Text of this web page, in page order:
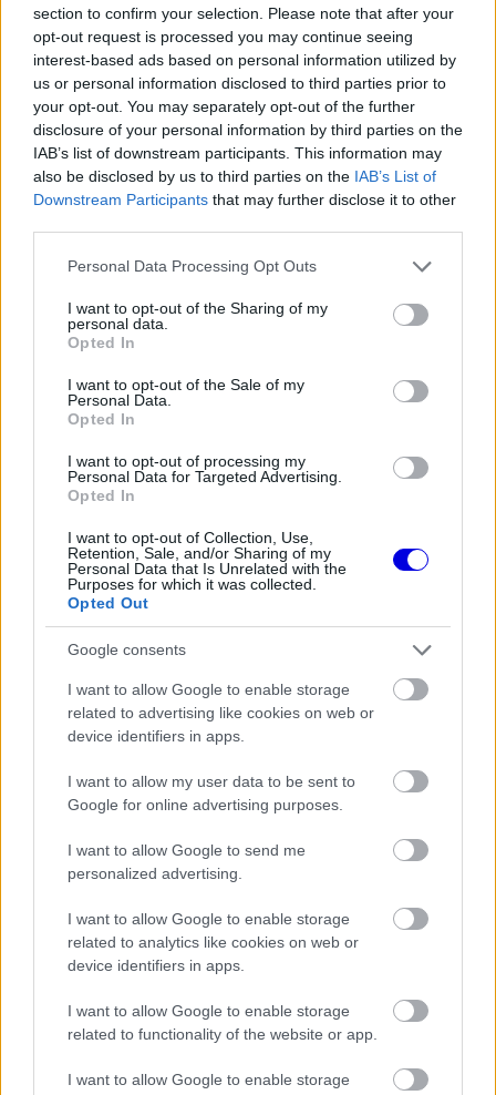
section to confirm your selection. Please note that after your
opt-out request is processed you may continue seeing
interest-based ads based on personal information utilized by
us or personal information disclosed to third parties prior to
your opt-out. You may separately opt-out of the further
disclosure of your personal information by third parties on the
IAB’s list of downstream participants. This information may
also be disclosed by us to third parties on the IAB’s List of
Downstream Participants that may further disclose it to other
Please note that this website/app uses one or more Google
not limited to your visit or usage behaviour. You may click to
grant or deny consent to Google and its third-party tags to
use your data for below specified purposes in below Google
consent section.
Personal Data Processing Opt Outs
I want to opt-out of the Sharing of my
personal data.
Opted In
I want to opt-out of the Sale of my
Personal Data.
Opted In
I want to opt-out of processing my
Personal Data for Targeted Advertising.
Opted In
I want to opt-out of Collection, Use,
Retention, Sale, and/or Sharing of my
Personal Data that Is Unrelated with the
Purposes for which it was collected.
Opted Out
Google consents
I want to allow Google to enable storage
related to advertising like cookies on web or
device identifiers in apps.
I want to allow my user data to be sent to
Google for online advertising purposes.
I want to allow Google to send me
personalized advertising.
I want to allow Google to enable storage
related to analytics like cookies on web or
device identifiers in apps.
I want to allow Google to enable storage
related to functionality of the website or app.
I want to allow Google to enable storage
döntő szerepet játszva Max Verstappen első
világbajnoki címének megszerzésében.
is
This
is
modal
The media could not be loaded, either because
the server or network failed or because the format
is not supported.
Perez 2021-es védekezése azóta is emlékezetes
idő, amit Hamilton elveszített mögötte, lehetővé
tette Verstappen számára, hogy a biztonsági
autós fázis során friss gumit kapjon, és végül
megnyerje a versenyt – és vele együtt a
világbajnoki címet.
EZEKET IS AJÁNLJUK
Újabb részletek a balesetről:
Eszméletlenül terült el a fűben a
WRC-sztár a horrorisztikus bukás
Komoly nézeteltérés alakult ki
Norris és Hamilton között a Magyar
Nagydíj után
FORMA-1
A Honda egészen a téli tesztekig
azt hitte, hogy minden rendben
van